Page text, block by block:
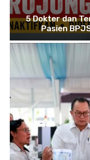
5 Dokter dan
Pasien